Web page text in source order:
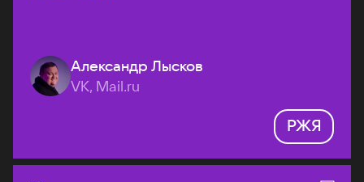
Александр Лысков
VK, Mail.ru
РЖЯ